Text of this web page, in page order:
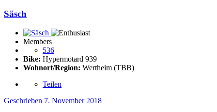
Säsch
Members
536
Bike: Hypermotard 939
Wohnort/Region: Wertheim (TBB)
Teilen
Geschrieben 7. November 2018